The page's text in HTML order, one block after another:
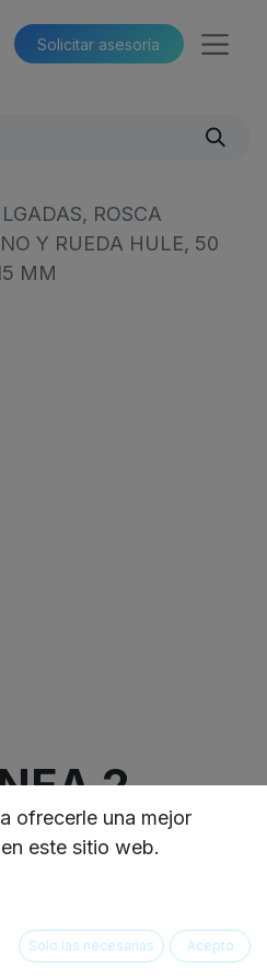
Solicitar asesoría​​
ROSCA
Y RUEDA HULE, 50
MM
2
ROSCA
CON
ofrecerle una mejor
este sitio web.
Solo las necesarias Acepto